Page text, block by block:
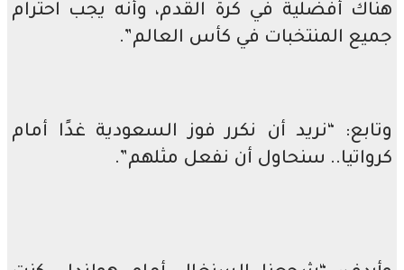
هناك أفضلية في كرة القدم، وأنه يجب احترام
جميع المنتخبات في كأس العالم”.
وتابع: “نريد أن نكرر فوز السعودية غدًا أمام
كرواتيا.. سنحاول أن نفعل مثلهم”.